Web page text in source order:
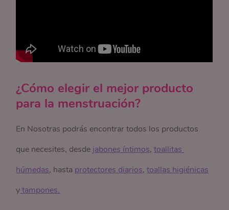
¿Cómo elegir el mejor producto
para la menstruación?
En Nosotras podrás encontrar todos los productos
que necesites, desde jabones íntimos,toallitas
húmedas, hasta protectores diarios,toallas higiénicas
y tampones.